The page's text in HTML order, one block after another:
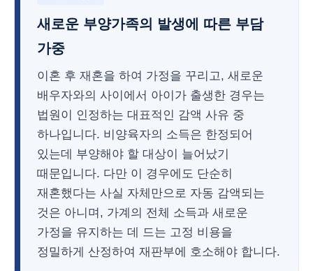
새로운 부양가족의 발생에 따른 부담
가중
이혼 후 재혼을 하여 가정을 꾸리고, 새로운
배우자와의 사이에서 아이가 출생한 경우는
법원이 인정하는 대표적인 감액 사유 중
하나입니다. 비양육자의 소득은 한정되어
있는데 부양해야 할 대상이 늘어났기
때문입니다. 다만 이 경우에도 단순히
재혼했다는 사실 자체만으로 자동 감액되는
것은 아니며, 가계의 전체 소득과 새로운
가정을 유지하는 데 드는 고정 비용을
정밀하게 산정하여 재판부에 호소해야 합니다.